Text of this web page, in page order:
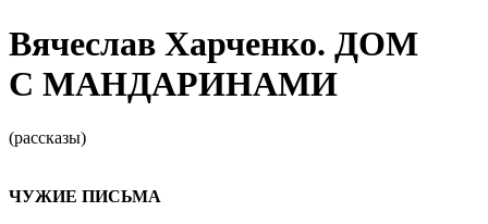
Вячеслав Харченко. ДОМ
С МАНДАРИНАМИ
(рассказы)
ЧУЖИЕ ПИСЬМА